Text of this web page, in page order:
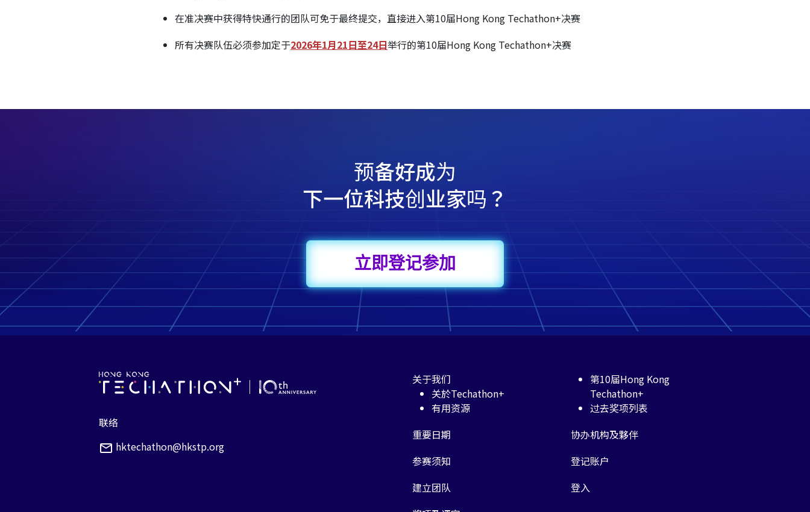
在准决赛中获得特快通行的团队可免于最终提交，直接进入第10届Hong Kong Techathon+决赛
所有决赛队伍必须参加定于2026年1月21日至24日举行的第10届Hong Kong Techathon+决赛
预备好成为
下一位科技创业家吗？
立即登记参加
关于我们
关於Techathon+
有用资源
重要日期
参赛须知
建立团队
第10届Hong Kong
Techathon+
过去奖项列表
协办机构及夥伴
登记账户
登入
联络
hktechathon@hkstp.org